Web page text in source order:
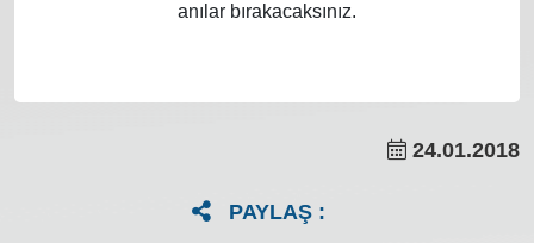
anılar bırakacaksınız.
24.01.2018
PAYLAŞ :